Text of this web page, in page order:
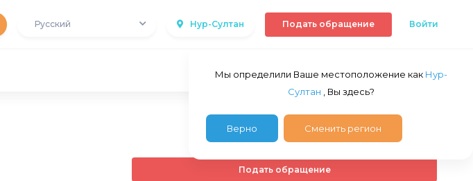
Мы определили Ваше местоположение как Нур-
Султан , Вы здесь?
Верно Сменить регион
Русский Нур-Султан Подать обращение Войти
Подать обращение